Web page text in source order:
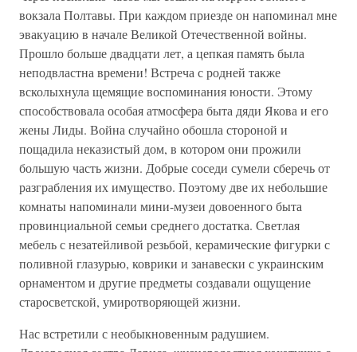
вокзала Полтавы. При каждом приезде он напоминал мне
эвакуацию в начале Великой Отечественной войны.
Прошло больше двадцати лет, а цепкая память была
неподвластна времени! Встреча с родней также
всколыхнула щемящие воспоминания юности. Этому
способствовала особая атмосфера быта дяди Якова и его
жены Лиды. Война случайно обошла стороной и
пощадила неказистый дом, в котором они прожили
большую часть жизни. Добрые соседи сумели сберечь от
разграбления их имущество. Поэтому две их небольшие
комнаты напоминали мини-музеи довоенного быта
провинциальной семьи среднего достатка. Светлая
мебель с незатейливой резьбой, керамические фигурки с
поливной глазурью, коврики и занавески с украинским
орнаментом и другие предметы создавали ощущение
старосветской, умиротворяющей жизни.
Нас встретили с необыкновенным радушием.